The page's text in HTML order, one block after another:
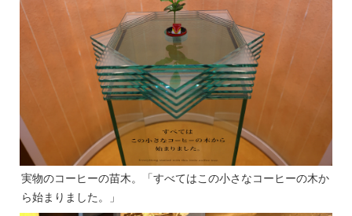
実物のコーヒーの苗木。「すべてはこの小さなコーヒーの木か
ら始まりました。」